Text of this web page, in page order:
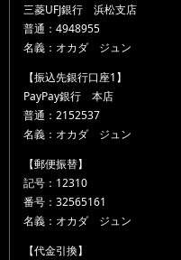
三菱UFJ銀行 浜松支店
普通：4948955
名義：オカダ ジュン
【振込先銀行口座1】
PayPay銀行 本店
普通：2152537
名義：オカダ ジュン
【郵便振替】
記号：12310
番号：32565161
名義：オカダ ジュン
【代金引換】